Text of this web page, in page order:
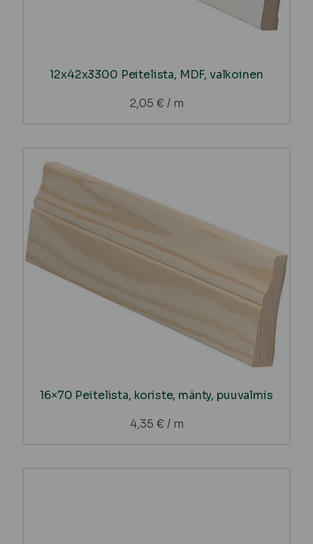
12x42x3300 Peitelista, MDF, valkoinen
2,05 € / m
16×70 Peitelista, koriste, mänty, puuvalmis
4,35 € / m